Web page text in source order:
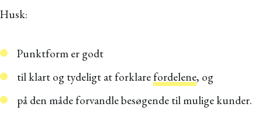
Husk:
Punktform er godt
til klart og tydeligt at forklare fordelene, og
på den måde forvandle besøgende til mulige kunder.